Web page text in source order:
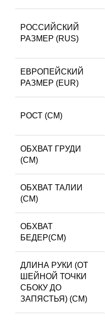
РОССИЙСКИЙ
РАЗМЕР (RUS)
ЕВРОПЕЙСКИЙ
РАЗМЕР (EUR)
РОСТ (СМ)
ОБХВАТ ГРУДИ
(СМ)
ОБХВАТ ТАЛИИ
(СМ)
ОБХВАТ
БЕДЕР(СМ)
ДЛИНА РУКИ (ОТ
ШЕЙНОЙ ТОЧКИ
СБОКУ ДО
ЗАПЯСТЬЯ) (СМ)